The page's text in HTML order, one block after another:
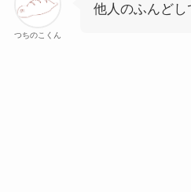
つちのこくん
他人のふんど